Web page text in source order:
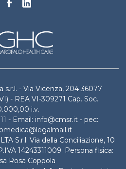
s.r.l. - Via Vicenza, 204 36077
- REA VI-309271 Cap. Soc.
i.v.
- Email: info@cmsr.it - pec:
S.r.l. Via della Conciliazione, 10
14243311009. Persona fisica:
Rosa Coppola